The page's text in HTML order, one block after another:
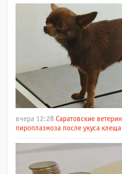
вчера 12:28 Саратовские
пироплазмоза после укуса клеща